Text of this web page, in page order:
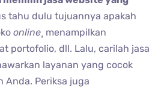
tahu dulu tujuannya apakah
online¸ menampilkan
portofolio, dll. Lalu, carilah jasa
layanan yang cocok
Anda. Periksa juga